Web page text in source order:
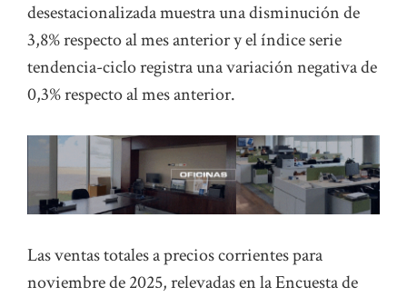
desestacionalizada muestra una disminución de
3,8% respecto al mes anterior y el índice serie
tendencia-ciclo registra una variación negativa de
0,3% respecto al mes anterior.
Las ventas totales a precios corrientes para
noviembre de 2025, relevadas en la Encuesta de